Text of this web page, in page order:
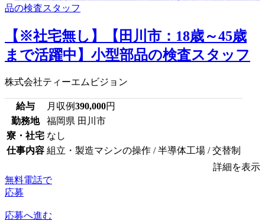
【※社宅無し】【田川市：18歳～45歳
まで活躍中】小型部品の検査スタッフ
株式会社ティーエムビジョン
給与 月収例390,000円
勤務地
福岡県 田川市
寮・社宅 なし
仕事内容 組立・製造マシンの操作 / 半導体工場 / 交替制
詳細を表示
無料電話で
応募
応募へ進む